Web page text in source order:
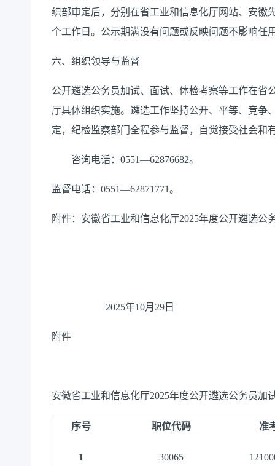
织部审定后， 分别 在省工业和信息化厅 网站、 安徽
个工作日。 公示期满没有问题或反映问题不影响任
六、 组织领导与监督
公开遴选公务员加试、 面试、体检考察等工作在省
厅具体组织实施。遴选工作坚持公开、平等、竞争
定， 纪检监察部门 全程参与监督， 自觉接受社会和
咨询电话： 0551—62876682。
监督电话： 0551—62871771。
附件： 安徽省工业和信息化厅2025年度公开遴选公
2025年10月 29 日
附件
安徽省工业和信息化厅2025年度公开遴选公务员加
序号 职位代码 准
1 30065